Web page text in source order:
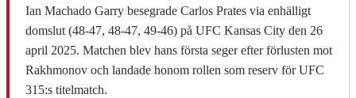
Ian Machado Garry besegrade Carlos Prates via enhälligt
domslut (48-47, 48-47, 49-46) på UFC Kansas City den 26
april 2025. Matchen blev hans första seger efter förlusten mot
Rakhmonov och landade honom rollen som reserv för UFC
315:s titelmatch.